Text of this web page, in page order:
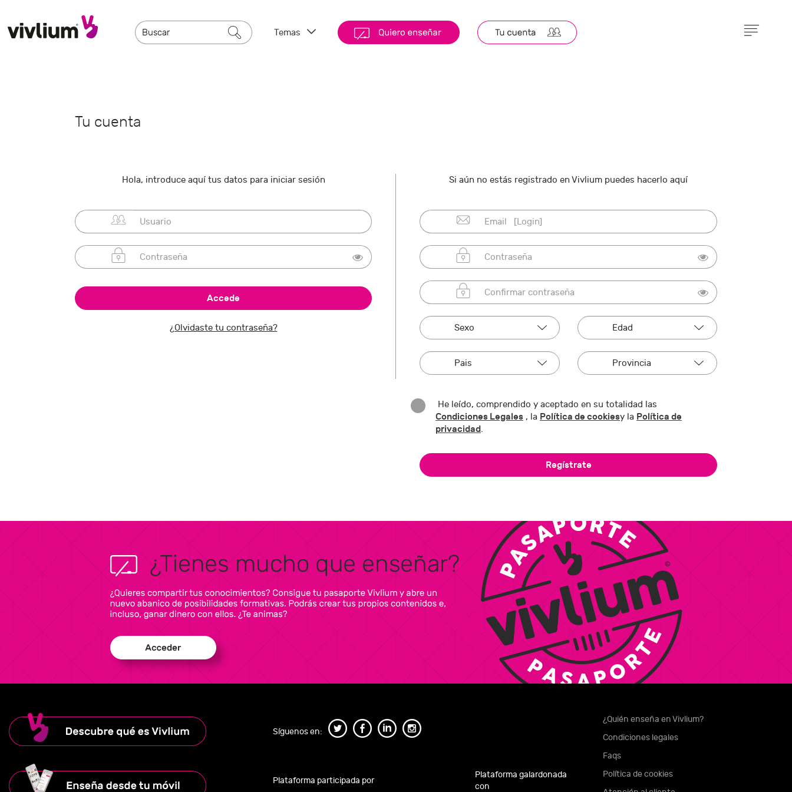
Temas
Tu cuenta
Hola, introduce aquí tus datos para iniciar sesión
¿Olvidaste tu contraseña?
Si aún no estás registrado en Vivlium puedes hacerlo aquí
He leído, comprendido y aceptado en su totalidad las
Condiciones Legales , la Política de cookiesy la Política de
privacidad.
Síguenos en:
Plataforma participada por
Plataforma galardonada
con
¿Quién enseña en Vivlium?
Condiciones legales
Faqs
Política de cookies